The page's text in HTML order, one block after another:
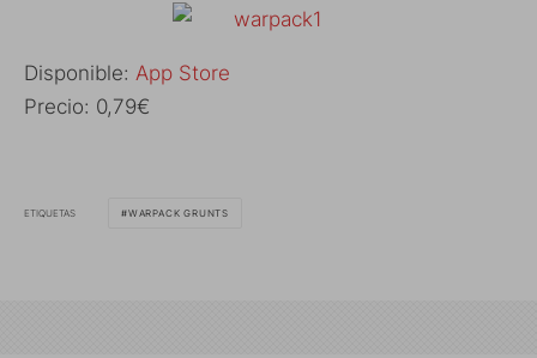
Disponible: App Store
Precio: 0,79€
ETIQUETAS WARPACK GRUNTS